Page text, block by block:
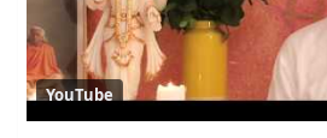
YouTube